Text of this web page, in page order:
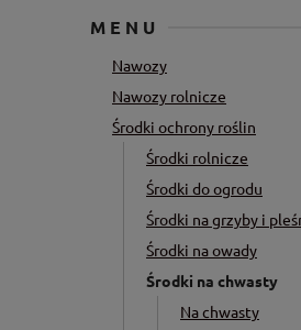
MENU
Nawozy
Nawozy rolnicze
Środki ochrony roślin
Środki rolnicze
Środki do ogrodu
Środki na grzyby i
Środki na owady
Środki na chwasty
Na chwasty